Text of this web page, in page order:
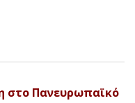
στο Πανευρωπαϊκό